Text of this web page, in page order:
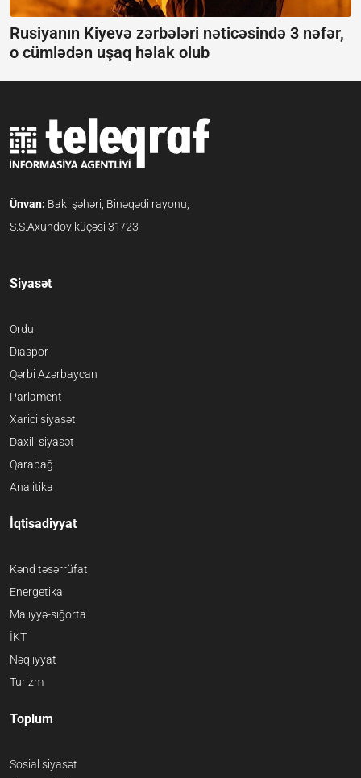
Rusiyanın Kiyevə zərbələri nəticəsində 3 nəfər,
o cümlədən uşaq həlak olub
Ünvan: Bakı şəhəri, Binəqədi rayonu,
S.S.Axundov küçəsi 31/23
Siyasət
Ordu
Diaspor
Qərbi Azərbaycan
Parlament
Xarici siyasət
Daxili siyasət
Qarabağ
Analitika
İqtisadiyyat
Kənd təsərrüfatı
Energetika
Maliyyə-sığorta
İKT
Nəqliyyat
Turizm
Toplum
Sosial siyasət